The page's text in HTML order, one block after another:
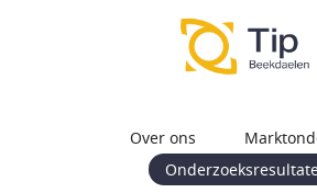
Over ons